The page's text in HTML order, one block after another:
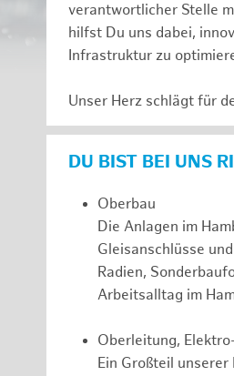
verantwortlicher Stelle
hilfst Du uns dabei,
Infrastruktur zu
Unser Herz schlägt für
DU BIST BEI UNS
Oberbau
Die Anlagen im
Gleisanschlüsse
Radien,
Arbeitsalltag im
Oberleitung,
Ein Großteil